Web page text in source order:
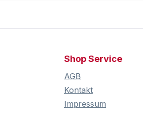
Shop Service
AGB
Kontakt
Impressum